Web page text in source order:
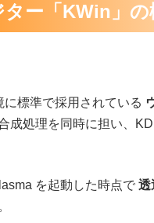
ー「KWin」の
標準で採用されている
成処理を同時に担い、
を起動した時点で 透